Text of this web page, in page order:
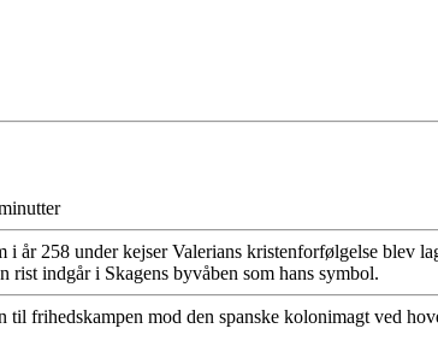
i år 258 under kejser Valerians kristen­for­føl­gelse blev
rist indgår i Skagens byvåben som hans symbol.
til frihedskampen mod den spanske kolonimagt ved